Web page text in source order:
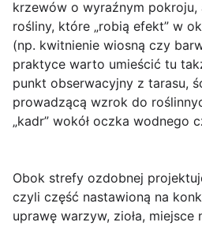
krzewów o wyraźnym pokroju,
rośliny, które „robią efekt” w
(np. kwitnienie wiosną czy
praktyce warto umieścić tu
punkt obserwacyjny z tarasu,
prowadzącą wzrok do
„kadr” wokół oczka wodnego
Obok strefy ozdobnej
czyli część nastawioną na
uprawę warzyw, zioła, miejsce